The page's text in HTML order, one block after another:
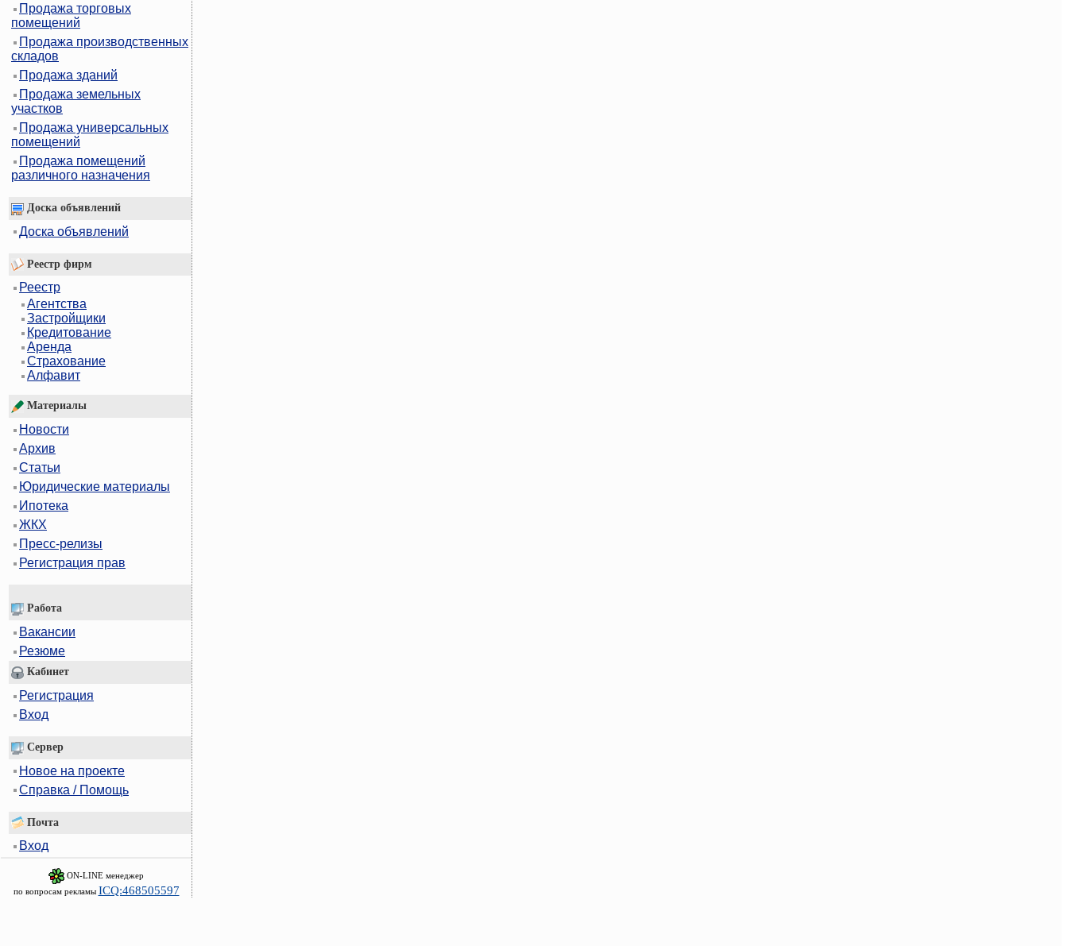
Продажа торговых
помещений
Продажа производственных
складов
Продажа зданий
Продажа земельных
участков
Продажа универсальных
помещений
Продажа помещений
различного назначения
Доска объявлений
Доска объявлений
Реестр фирм
Реестр
Агентства
Застройщики
Кредитование
Аренда
Страхование
Алфавит
Материалы
Новости
Архив
Статьи
Юридические материалы
Ипотека
ЖКХ
Пресс-релизы
Регистрация прав
Работа
Вакансии
Резюме
Кабинет
Регистрация
Вход
Сервер
Новое на проекте
Справка / Помощь
Почта
Вход
ON-LINE менеджер
по вопросам рекламы ICQ:468505597